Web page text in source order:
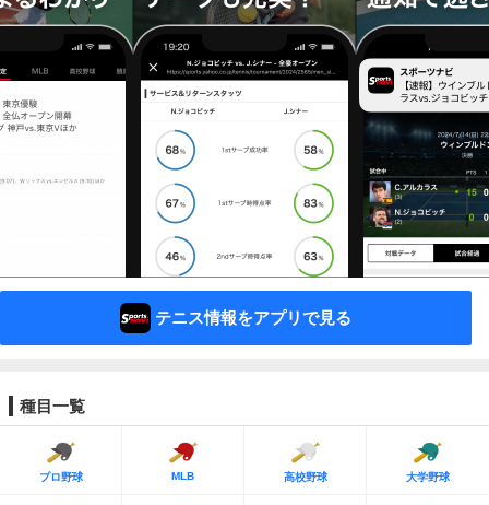
テニス情報をアプリで見る
種目一覧
プロ野球 MLB 高校野球 大学野球